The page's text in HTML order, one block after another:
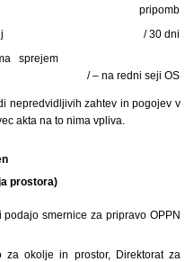
pripomb
/ 30 dni
sprejem
/ – na redni seji OS
nepredvidljivih zahtev in pogojev v
akta na to nima vpliva.
prostora)
smernice za pripravo OPPN
za okolje in prostor, Direktorat za